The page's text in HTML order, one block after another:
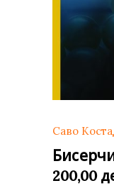
Саво
200,00